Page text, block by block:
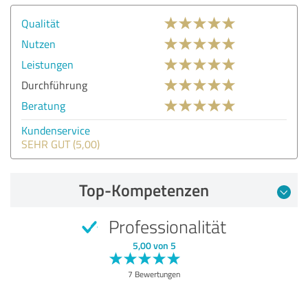
Qualität
Nutzen
Leistungen
Durchführung
Beratung
Kundenservice
SEHR GUT (5,00)
Top-Kompetenzen
Professionalität
5,00 von 5
7 Bewertungen